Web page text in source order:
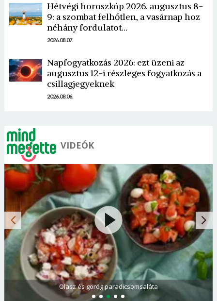
Hétvégi horoszkóp 2026. augusztus 8-
9: a szombat felhőtlen, a vasárnap hoz
néhány fordulatot…
2026.08.07.
Napfogyatkozás 2026: ezt üzeni az
augusztus 12-i részleges fogyatkozás a
csillagjegyeknek
2026.08.06.
VIDEÓK
Olasz és görög paradicsomsaláta